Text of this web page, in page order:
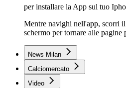
per installare la App sul tuo
Mentre navighi nell'app, scorri
schermo per tornare alle pagine
News Milan
Calciomercato
Video